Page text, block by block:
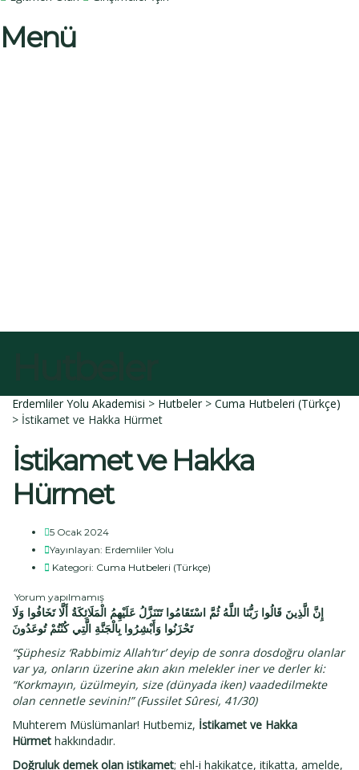
Menü
Erdemliler Yolu Akademisi > Hutbeler> Cuma Hutbeleri (Türkçe)
> İstikamet ve Hakka Hürmet
İstikamet ve Hakka
Hürmet
5 Ocak 2024
Yayınlayan: Erdemliler Yolu
Kategori: Cuma Hutbeleri (Türkçe)
Yorum yapılmamış
إِنَّ الَّذِينَ قَالُوا رَبُّنَا اللَّهُ ثُمَّ اسْتَقَامُوا تَتَنَزَّلُ عَلَيْهِمُ الْمَلَائِكَةُ أَلَّا تَخَافُوا وَلَا
تَحْزَنُوا وَأَبْشِرُوا بِالْجَنَّةِ الَّتِي كُنْتُمْ تُوعَدُونَ
“Şüphesiz ‘Rabbimiz Allah’tır’ deyip de sonra dosdoğru olanlar
var ya, onların üzerine akın akın melekler iner ve derler ki:
“Korkmayın, üzülmeyin, size (dünyada iken) vaadedilmekte
olan cennetle sevinin!” (Fussilet Sûresi, 41/30)
Muhterem Müslümanlar! Hutbemiz, İstikamet ve Hakka
Hürmet hakkındadır.
Doğruluk demek olan istikamet; ehl-i hakikatçe, itikatta, amelde,